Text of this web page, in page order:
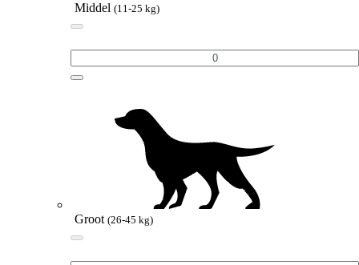
Middel (11-25 kg)
Groot (26-45 kg)